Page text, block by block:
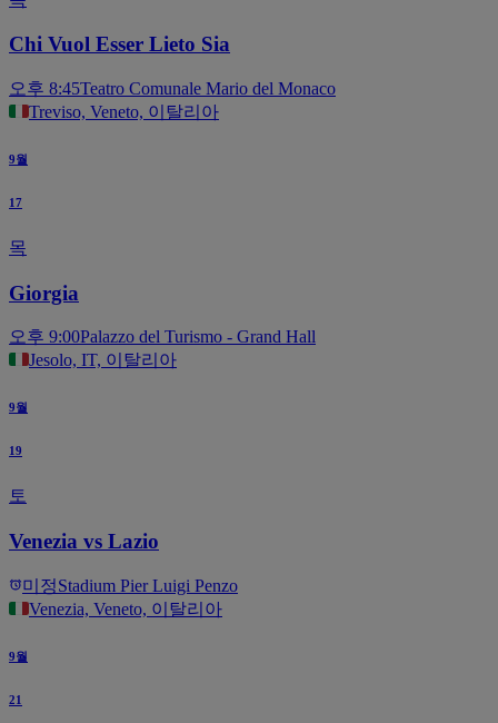
Chi Vuol Esser Lieto Sia
오후 8:45Teatro Comunale Mario del Monaco
Treviso, Veneto, 이탈리아
9월
17
목
Giorgia
오후 9:00Palazzo del Turismo - Grand Hall
Jesolo, IT, 이탈리아
9월
19
토
Venezia vs Lazio
미정Stadium Pier Luigi Penzo
Venezia, Veneto, 이탈리아
9월
21